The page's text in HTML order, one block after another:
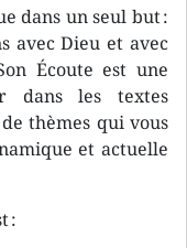
dans un seul but :
avec Dieu et avec
Écoute est une
dans les textes
thèmes qui vous
et actuelle
: